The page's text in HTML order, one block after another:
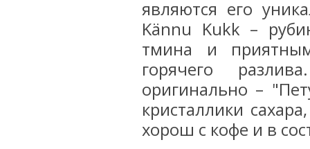
являются его
Kännu Kukk –
тмина и
горячего
оригинально –
кристаллики
хорош с кофе и в